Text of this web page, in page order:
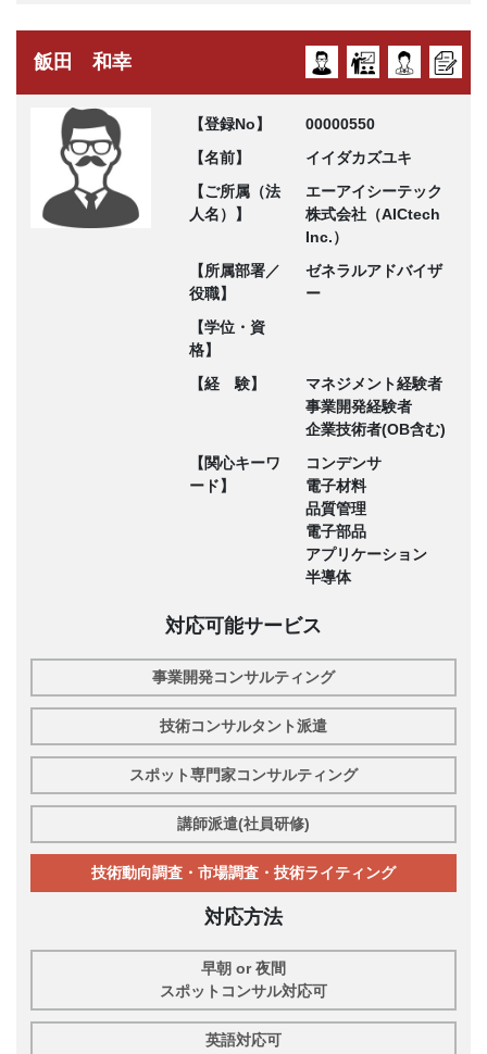
飯田 和幸
【登録No】
00000550
【名前】
イイダカズユキ
【ご所属（法
人名）】
エーアイシーテック
株式会社（AICtech
Inc.）
【所属部署／
役職】
ゼネラルアドバイザ
ー
【学位・資
格】
【経 験】
マネジメント経験者
事業開発経験者
企業技術者(OB含む)
【関心キーワ
ード】
コンデンサ
電子材料
品質管理
電子部品
アプリケーション
半導体
対応可能サービス
事業開発コンサルティング
技術コンサルタント派遣
スポット専門家コンサルティング
講師派遣(社員研修)
技術動向調査・市場調査・技術ライティング
対応方法
早朝 or 夜間
スポットコンサル対応可
英語対応可